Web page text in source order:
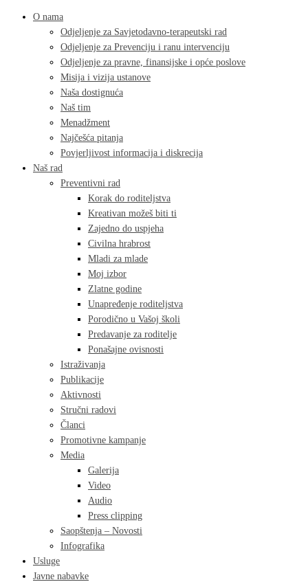
O nama
Odjeljenje za Savjetodavno-terapeutski rad
Odjeljenje za Prevenciju i ranu intervenciju
Odjeljenje za pravne, finansijske i opće poslove
Misija i vizija ustanove
Naša dostignuća
Naš tim
Menadžment
Najčešća pitanja
Povjerljivost informacija i diskrecija
Naš rad
Preventivni rad
Korak do roditeljstva
Kreativan možeš biti ti
Zajedno do uspjeha
Civilna hrabrost
Mladi za mlade
Moj izbor
Zlatne godine
Unapređenje roditeljstva
Porodično u Vašoj školi
Predavanje za roditelje
Ponašajne ovisnosti
Istraživanja
Publikacije
Aktivnosti
Stručni radovi
Članci
Promotivne kampanje
Media
Galerija
Video
Audio
Press clipping
Saopštenja – Novosti
Infografika
Usluge
Javne nabavke